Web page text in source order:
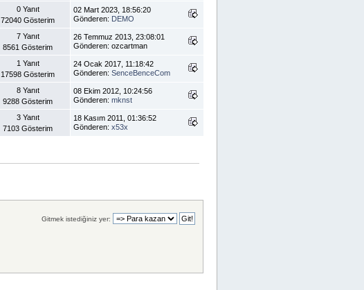
0 Yanıt
72040 Gösterim
02 Mart 2023, 18:56:20
Gönderen: DEMO
7 Yanıt
8561 Gösterim
26 Temmuz 2013, 23:08:01
Gönderen: ozcartman
1 Yanıt
17598 Gösterim
24 Ocak 2017, 11:18:42
Gönderen: SenceBenceCom
8 Yanıt
9288 Gösterim
08 Ekim 2012, 10:24:56
Gönderen: mknst
3 Yanıt
7103 Gösterim
18 Kasım 2011, 01:36:52
Gönderen: x53x
Gitmek istediğiniz yer: